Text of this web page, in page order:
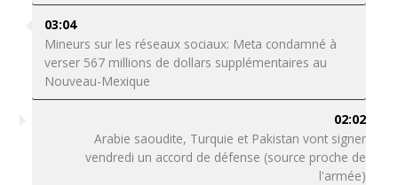
03:04
Mineurs sur les réseaux sociaux: Meta condamné à
verser 567 millions de dollars supplémentaires au
Nouveau-Mexique
02:02
Arabie saoudite, Turquie et Pakistan vont signer
vendredi un accord de défense (source proche de
l'armée)